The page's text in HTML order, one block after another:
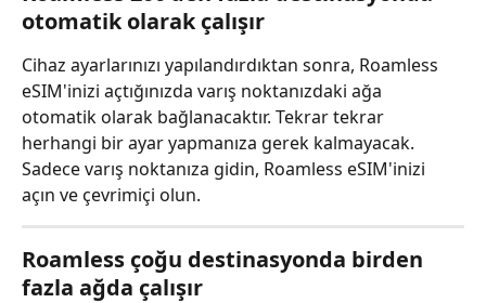
otomatik olarak çalışır
Cihaz ayarlarınızı yapılandırdıktan sonra, Roamless
eSIM'inizi açtığınızda varış noktanızdaki ağa
otomatik olarak bağlanacaktır. Tekrar tekrar
herhangi bir ayar yapmanıza gerek kalmayacak.
Sadece varış noktanıza gidin, Roamless eSIM'inizi
açın ve çevrimiçi olun.
Roamless çoğu destinasyonda birden
fazla ağda çalışır